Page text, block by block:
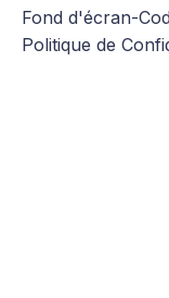
Fond d'écran-
Politique de